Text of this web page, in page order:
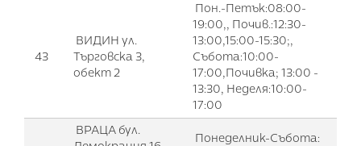
43
ВИДИН ул.
Търговска 3,
обект 2
Пон.-Петък:08:00-
19:00,, Почив.:12:30-
13:00,15:00-15:30;,
Събота:10:00-
17:00,Почивка; 13:00 -
13:30, Неделя:10:00-
17:00
ВРАЦА бул.
Понеделник-Събота: